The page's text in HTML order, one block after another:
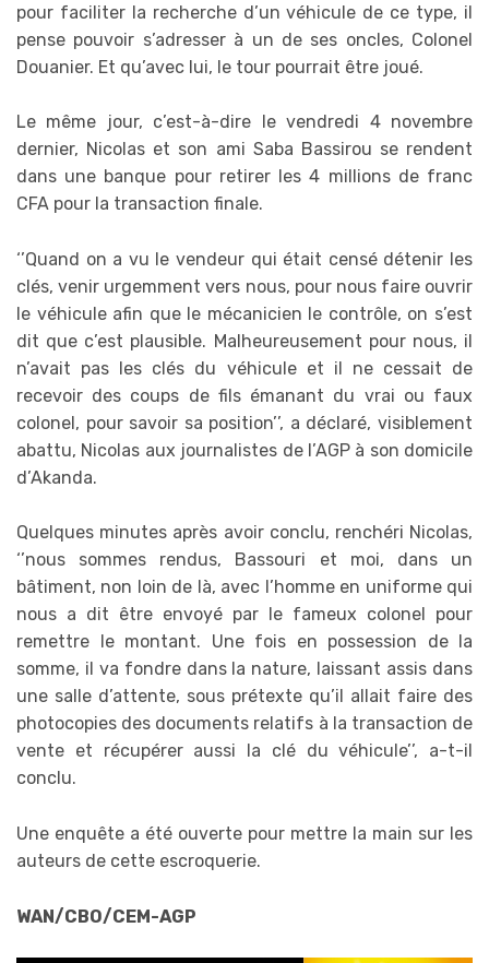
pour faciliter la recherche d’un véhicule de ce type, il
pense pouvoir s’adresser à un de ses oncles, Colonel
Douanier. Et qu’avec lui, le tour pourrait être joué.
Le même jour, c’est-à-dire le vendredi 4 novembre
dernier, Nicolas et son ami Saba Bassirou se rendent
dans une banque pour retirer les 4 millions de franc
CFA pour la transaction finale.
‘’Quand on a vu le vendeur qui était censé détenir les
clés, venir urgemment vers nous, pour nous faire ouvrir
le véhicule afin que le mécanicien le contrôle, on s’est
dit que c’est plausible. Malheureusement pour nous, il
n’avait pas les clés du véhicule et il ne cessait de
recevoir des coups de fils émanant du vrai ou faux
colonel, pour savoir sa position’’, a déclaré, visiblement
abattu, Nicolas aux journalistes de l’AGP à son domicile
d’Akanda.
Quelques minutes après avoir conclu, renchéri Nicolas,
‘’nous sommes rendus, Bassouri et moi, dans un
bâtiment, non loin de là, avec l’homme en uniforme qui
nous a dit être envoyé par le fameux colonel pour
remettre le montant. Une fois en possession de la
somme, il va fondre dans la nature, laissant assis dans
une salle d’attente, sous prétexte qu’il allait faire des
photocopies des documents relatifs à la transaction de
vente et récupérer aussi la clé du véhicule’’, a-t-il
conclu.
Une enquête a été ouverte pour mettre la main sur les
auteurs de cette escroquerie.
WAN/CBO/CEM-AGP